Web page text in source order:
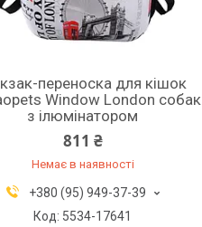
переноска для кішок
Window London собак
з ілюмінатором
811 ₴
Немає в наявності
+380 (95) 949-37-39
5534-17641